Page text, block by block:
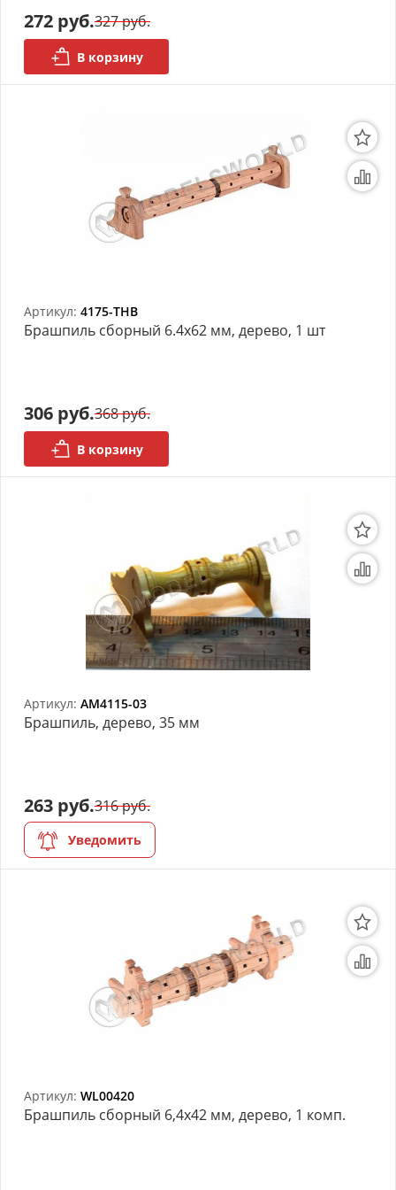
АРХИВ
272 руб.327 руб.
В корзину
Артикул: 4175-THB
Брашпиль сборный 6.4х62 мм, дерево, 1 шт
306 руб.368 руб.
В корзину
Артикул: AM4115-03
Брашпиль, дерево, 35 мм
263 руб.316 руб.
Уведомить
Артикул: WL00420
Брашпиль сборный 6,4х42 мм, дерево, 1 комп.